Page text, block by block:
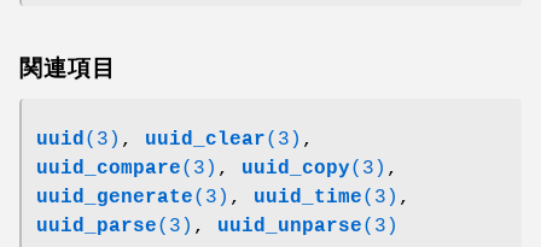
関連項目
uuid(3) , uuid_clear(3) ,
uuid_compare(3) , uuid_copy(3) ,
uuid_generate(3) , uuid_time(3) ,
uuid_parse(3) , uuid_unparse(3)